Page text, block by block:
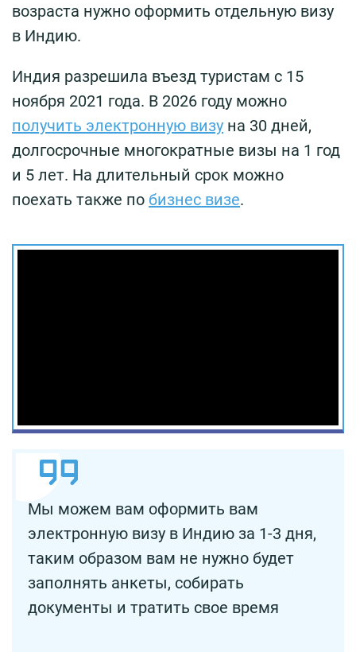
возраста нужно оформить отдельную визу
в Индию.
Индия разрешила въезд туристам с 15
ноября 2021 года. В 2026 году можно
получить электронную визу на 30 дней,
долгосрочные многократные визы на 1 год
и 5 лет. На длительный срок можно
поехать также по бизнес визе.
Мы можем вам оформить вам
электронную визу в Индию за 1-3 дня,
таким образом вам не нужно будет
заполнять анкеты, собирать
документы и тратить свое время